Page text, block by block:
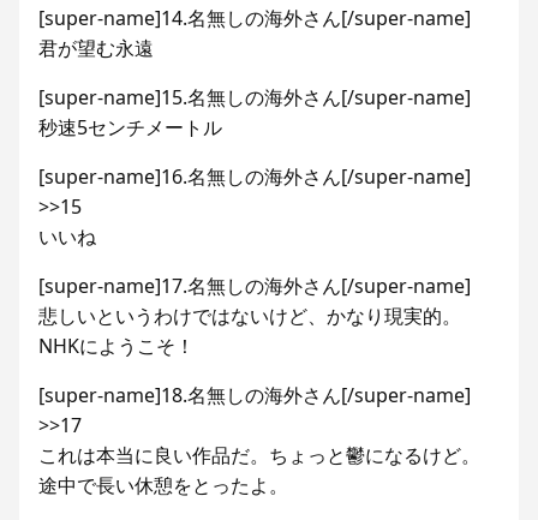
[super-name]14.名無しの海外さん[/super-name]
君が望む永遠
[super-name]15.名無しの海外さん[/super-name]
秒速5センチメートル
[super-name]16.名無しの海外さん[/super-name]
>>15
いいね
[super-name]17.名無しの海外さん[/super-name]
悲しいというわけではないけど、かなり現実的。
NHKにようこそ！
[super-name]18.名無しの海外さん[/super-name]
>>17
これは本当に良い作品だ。ちょっと鬱になるけど。
途中で長い休憩をとったよ。